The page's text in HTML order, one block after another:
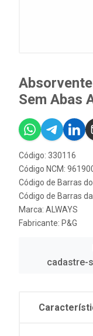
Sem Abas
Código: 330116
Código NCM:
Código de Barras
Código de Barras
Marca: ALWAYS
Fabricante: P&G
cadastre-